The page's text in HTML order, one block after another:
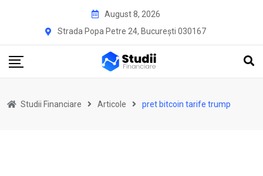
August 8, 2026
Strada Popa Petre 24, București 030167
Studii Financiare Articole pret bitcoin tarife trump